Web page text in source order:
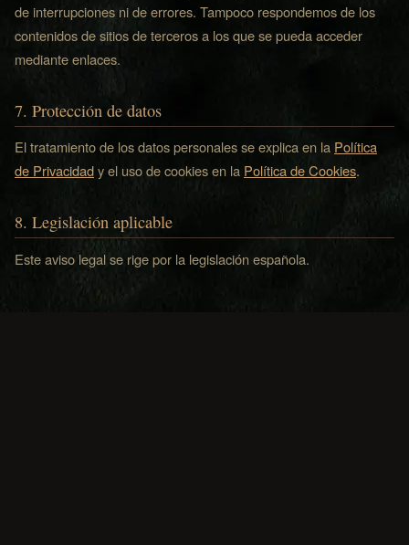
de interrupciones ni de errores. Tampoco respondemos de los
contenidos de sitios de terceros a los que se pueda acceder
mediante enlaces.
7. Protección de datos
El tratamiento de los datos personales se explica en la Política
de Privacidady el uso de cookies en la Política de Cookies.
8. Legislación aplicable
Este aviso legal se rige por la legislación española.